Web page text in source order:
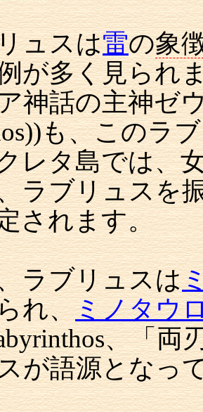
ュスは雷の象
が多く見られ
神話の主神ゼ
も、このラ
レタ島では、
ラブリュスを
されます。
ブリュスは
れ、ミノタウ
、「両
が語源となっ